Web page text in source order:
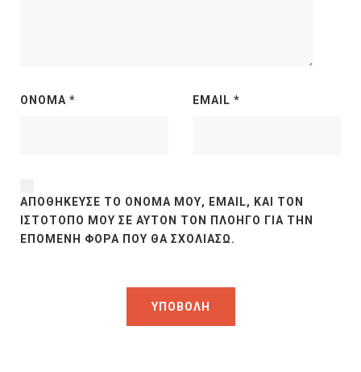
ΌΝΟΜΑ * EMAIL *
ΑΠΟΘΉΚΕΥΣΕ ΤΟ ΌΝΟΜΆ ΜΟΥ, EMAIL, ΚΑΙ ΤΟΝ
ΙΣΤΌΤΟΠΟ ΜΟΥ ΣΕ ΑΥΤΌΝ ΤΟΝ ΠΛΟΗΓΌ ΓΙΑ ΤΗΝ
ΕΠΌΜΕΝΗ ΦΟΡΆ ΠΟΥ ΘΑ ΣΧΟΛΙΆΣΩ.